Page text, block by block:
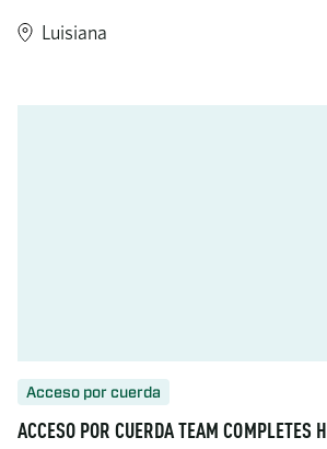
Luisiana
Acceso por cuerda
ACCESO POR CUERDA TEAM COMPLETES